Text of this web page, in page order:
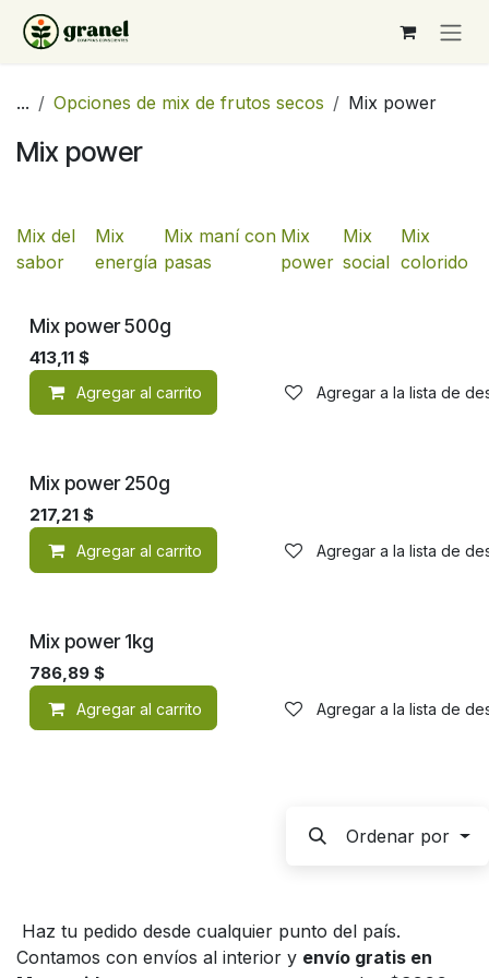
Ir al contenido
... Opciones de mix de frutos secos Mix power
Mix power
Mix del
sabor
Mix
energía
Mix maní con
pasas
Mix
power
Mix
social
Mix
colorido
Mix power 500g
413,11 $
Agregar al carrito Agregar a la lista de
Mix power 250g
217,21 $
Agregar al carrito Agregar a la lista de
Mix power 1kg
786,89 $
Agregar al carrito Agregar a la lista de
Ordenar por
Haz tu pedido desde cualquier punto del país.
Contamos con envíos al interior y envío gratis en